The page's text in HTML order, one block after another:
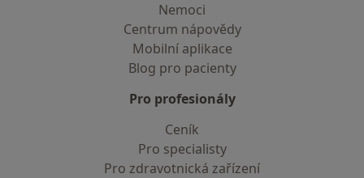
Nemoci
Centrum nápovědy
Mobilní aplikace
Blog pro pacienty
Pro profesionály
Ceník
Pro specialisty
Pro zdravotnická zařízení